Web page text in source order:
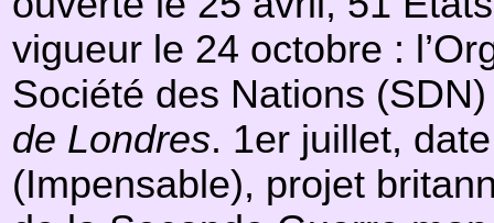
vigueur le 24 octobre :
Société des Nations
de Londres. 1er juillet,
(Impensable), projet